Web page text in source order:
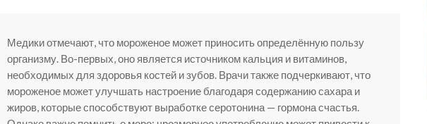
Медики отмечают, что мороженое может приносить определённую пользу
организму. Во-первых, оно является источником кальция и витаминов,
необходимых для здоровья костей и зубов. Врачи также подчеркивают, что
мороженое может улучшать настроение благодаря содержанию сахара и
жиров, которые способствуют выработке серотонина — гормона счастья.